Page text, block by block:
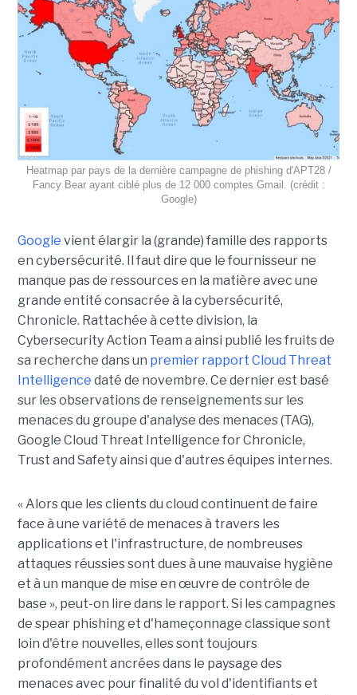
Heatmap par pays de la dernière campagne de phishing d'APT28 /
Fancy Bear ayant ciblé plus de 12 000 comptes Gmail. (crédit :
Google)
Google vient élargir la (grande) famille des rapports
en cybersécurité. Il faut dire que le fournisseur ne
manque pas de ressources en la matière avec une
grande entité consacrée à la cybersécurité,
Chronicle. Rattachée à cette division, la
Cybersecurity Action Team a ainsi publié les fruits de
sa recherche dans un premier rapport Cloud Threat
Intelligence daté de novembre. Ce dernier est basé
sur les observations de renseignements sur les
menaces du groupe d'analyse des menaces (TAG),
Google Cloud Threat Intelligence for Chronicle,
Trust and Safety ainsi que d'autres équipes internes.
« Alors que les clients du cloud continuent de faire
face à une variété de menaces à travers les
applications et l'infrastructure, de nombreuses
attaques réussies sont dues à une mauvaise hygiène
et à un manque de mise en œuvre de contrôle de
base », peut-on lire dans le rapport. Si les campagnes
de spear phishing et d'hameçonnage classique sont
loin d'être nouvelles, elles sont toujours
profondément ancrées dans le paysage des
menaces avec pour finalité du vol d'identifiants et